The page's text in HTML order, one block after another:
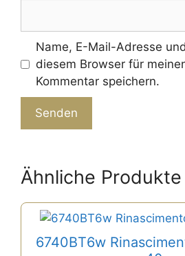
Name, E-Mail-Adresse
diesem Browser für
Kommentar speichern.
t
e
Ähnliche Produkte
6740BT6w